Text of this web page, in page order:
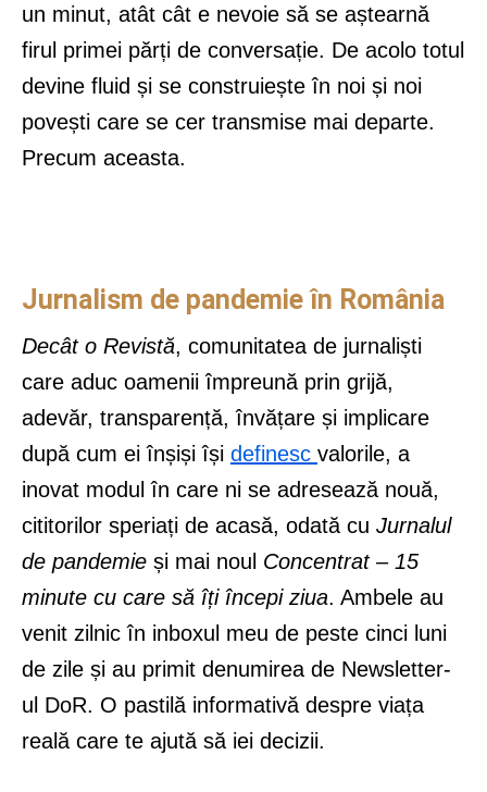
un minut, atât cât e nevoie să se aștearnă
firul primei părți de conversație. De acolo totul
devine fluid și se construiește în noi și noi
povești care se cer transmise mai departe.
Precum aceasta.
Jurnalism de pandemie în România
Decât o Revistă, comunitatea de jurnaliști
care aduc oamenii împreună prin grijă,
adevăr, transparență, învățare și implicare
după cum ei înșiși își definesc valorile, a
inovat modul în care ni se adresează nouă,
cititorilor speriați de acasă, odată cu Jurnalul
de pandemie și mai noul Concentrat – 15
minute cu care să îți începi ziua. Ambele au
venit zilnic în inboxul meu de peste cinci luni
de zile și au primit denumirea de Newsletter-
ul DoR. O pastilă informativă despre viața
reală care te ajută să iei decizii.